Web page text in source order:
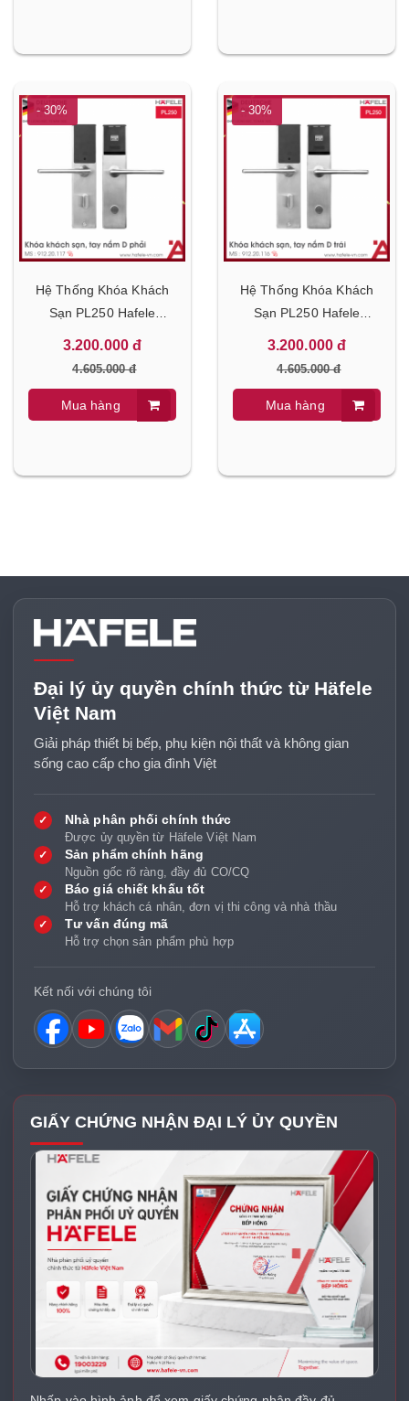
- 30%
Hệ Thống Khóa Khách
Sạn PL250 Hafele
912.20.117
3.200.000 đ
4.605.000 đ
Mua hàng
- 30%
Hệ Thống Khóa Khách
Sạn PL250 Hafele
912.20.116
3.200.000 đ
4.605.000 đ
Mua hàng
Đại lý ủy quyền chính thức từ Häfele
Việt Nam
Giải pháp thiết bị bếp, phụ kiện nội thất và không gian
sống cao cấp cho gia đình Việt
✓ Nhà phân phối chính thức
Được ủy quyền từ Häfele Việt Nam
✓ Sản phẩm chính hãng
Nguồn gốc rõ ràng, đầy đủ CO/CQ
✓ Báo giá chiết khấu tốt
Hỗ trợ khách cá nhân, đơn vị thi công và nhà thầu
✓ Tư vấn đúng mã
Hỗ trợ chọn sản phẩm phù hợp
Kết nối với chúng tôi
GIẤY CHỨNG NHẬN ĐẠI LÝ ỦY QUYỀN